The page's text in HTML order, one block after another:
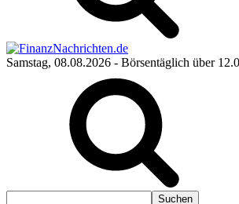
Samstag, 08.08.2026 - Börsentäglich über